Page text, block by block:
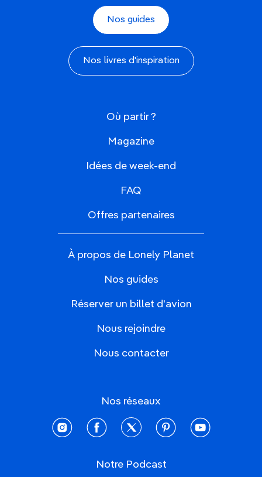
Nos guides
Nos livres d'inspiration
Où partir ?
Magazine
Idées de week-end
FAQ
Offres partenaires
À propos de Lonely Planet
Nos guides
Réserver un billet d'avion
Nous rejoindre
Nous contacter
Nos réseaux
instagramfacebooktwitter pinterestyoutube
Notre Podcast